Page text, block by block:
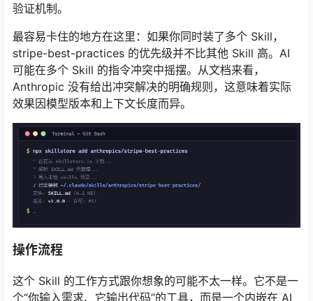
验证机制。
最容易卡住的地方在这里：如果你同时装了多个 Skill，
stripe-best-practices 的优先级并不比其他 Skill 高。AI
可能在多个 Skill 的指令冲突中摇摆。从文档来看，
Anthropic 没有给出冲突解决的明确规则，这意味着实际
效果因模型版本和上下文长度而异。
操作流程
这个 Skill 的工作方式跟你想象的可能不太一样。它不是一
个“你输入需求、它输出代码”的工具，而是一个内嵌在 AI